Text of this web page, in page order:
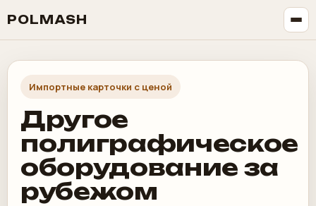
POLMASH
Импортные карточки с ценой
Другое
полиграфическое
оборудование за
рубежом